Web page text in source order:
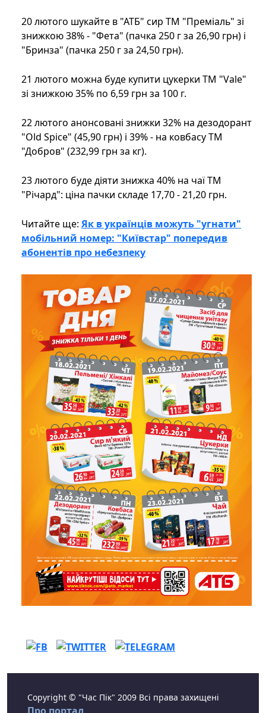
20 лютого шукайте в "АТБ" сир ТМ "Преміаль" зі
знижкою 38% - "Фета" (пачка 250 г за 26,90 грн) і
"Бринза" (пачка 250 г за 24,50 грн).
21 лютого можна буде купити цукерки ТМ "Vale"
зі знижкою 35% по 6,59 грн за 100 г.
22 лютого анонсовані знижки 32% на дезодорант
"Old Spice" (45,90 грн) і 39% - на ковбасу ТМ
"Добров" (232,99 грн за кг).
23 лютого буде діяти знижка 40% на чаї ТМ
"Річард": ціна пачки складе 17,70 - 21,20 грн.
Читайте ще: Як в українців можуть "угнати"
мобільний номер: "Київстар" попередив
абонентів про небезпеку
Copyright © "Час Пік" 2009 Всі права захищені